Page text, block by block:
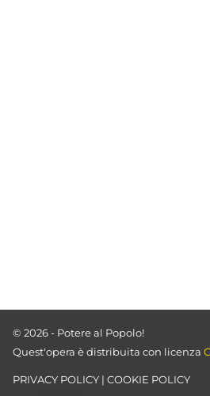
© 2026 - Potere al Popolo!
Quest'opera è distribuita con licenza
PRIVACY POLICY | COOKIE POLICY